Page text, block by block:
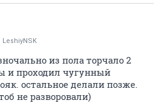
LeshiyNSK
из пола торчало 2
и проходил чугунный
остальное делали позже.
не разворовали)